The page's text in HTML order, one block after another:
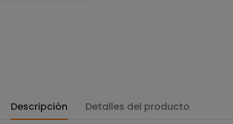
Descripción Detalles del producto